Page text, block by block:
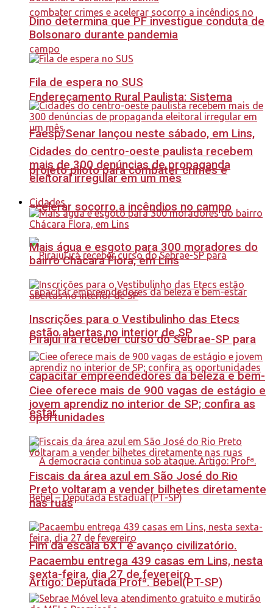
Endereçamento Rural Paulista: Sistema
Faesp/Senar lançou neste sábado, em Lins,
projeto piloto para combater crimes e
acelerar socorro a incêndios no campo
Pirajuí irá receber curso do Sebrae-SP para
capacitar empreendedores da beleza e bem-
estar
Fim da escala 6X1 é avanço civilizatório.
Artigo: Deputada Profª. Bebel(PT-SP)
Dino determina que PF investigue conduta de
Bolsonaro durante pandemia
Fila de espera no SUS
Cidades do centro-oeste paulista recebem
mais de 300 denúncias de propaganda
eleitoral irregular em um mês
Cidades
Mais água e esgoto para 300 moradores do
bairro Chácara Flora, em Lins
Inscrições para o Vestibulinho das Etecs
estão abertas no interior de SP
Ciee oferece mais de 900 vagas de estágio e
jovem aprendiz no interior de SP; confira as
oportunidades
Fiscais da área azul em São José do Rio
Preto voltaram a vender bilhetes diretamente
nas ruas
Pacaembu entrega 439 casas em Lins, nesta
sexta-feira, dia 27 de fevereiro